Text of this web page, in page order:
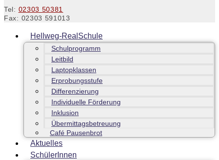
Tel: 02303 50381
Fax: 02303 591013
Hellweg-RealSchule
Schulprogramm
Leitbild
Laptopklassen
Erprobungsstufe
Differenzierung
Individuelle Förderung
Inklusion
Übermittagsbetreuung
Café Pausenbrot
Aktuelles
SchülerInnen